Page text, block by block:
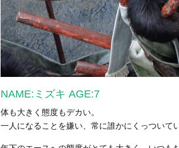
NAME:ミズキ AGE:7
体も大きく態度もデカい。
一人になることを嫌い、常に誰かにくっついて